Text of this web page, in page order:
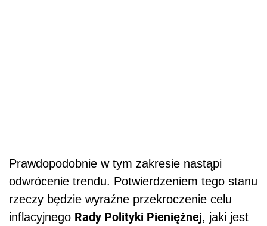
Prawdopodobnie w tym zakresie nastąpi
odwrócenie trendu. Potwierdzeniem tego stanu
rzeczy będzie wyraźne przekroczenie celu
inflacyjnego Rady Polityki Pieniężnej, jaki jest